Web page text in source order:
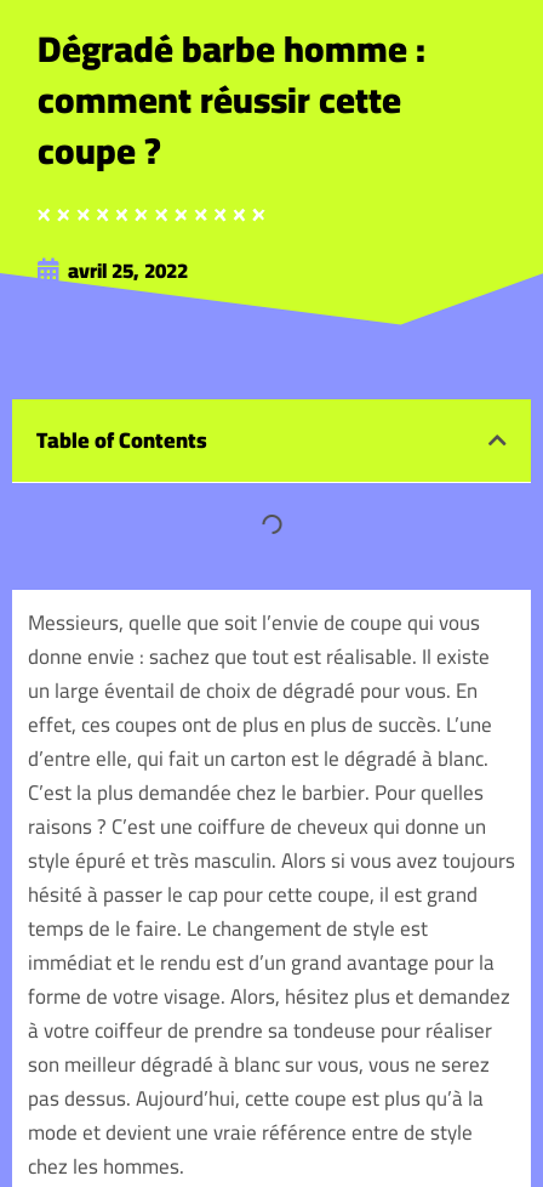
Dégradé barbe homme :
comment réussir cette
coupe ?
avril 25, 2022
Table of Contents
Messieurs, quelle que soit l’envie de coupe qui vous
donne envie : sachez que tout est réalisable. Il existe
un large éventail de choix de dégradé pour vous. En
effet, ces coupes ont de plus en plus de succès. L’une
d’entre elle, qui fait un carton est le dégradé à blanc.
C’est la plus demandée chez le barbier. Pour quelles
raisons ? C’est une coiffure de cheveux qui donne un
style épuré et très masculin.Alors si vous avez toujours
hésité à passer le cap pour cette coupe, il est grand
temps de le faire. Le changement de style est
immédiat et le rendu est d’un grand avantage pour la
forme de votre visage. Alors, hésitez plus et demandez
à votre coiffeur de prendre sa tondeuse pour réaliser
son meilleur dégradé à blanc sur vous, vous ne serez
pas dessus. Aujourd’hui, cette coupe est plus qu’à la
mode et devient une vraie référence entre de style
chez les hommes.